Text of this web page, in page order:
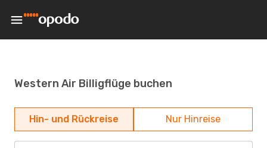
Western Air Billigflüge buchen
Hin- und Rückreise Nur Hinreise